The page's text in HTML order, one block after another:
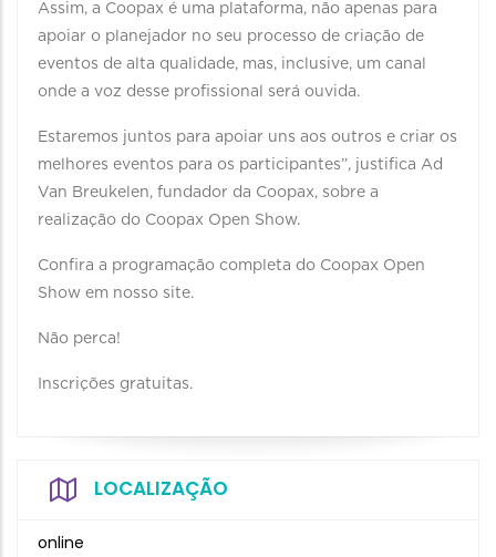
Assim, a Coopax é uma plataforma, não apenas para
apoiar o planejador no seu processo de criação de
eventos de alta qualidade, mas, inclusive, um canal
onde a voz desse profissional será ouvida.
Estaremos juntos para apoiar uns aos outros e criar os
melhores eventos para os participantes”, justifica Ad
Van Breukelen, fundador da Coopax, sobre a
realização do Coopax Open Show.
Confira a programação completa do Coopax Open
Show em nosso site.
Não perca!
Inscrições gratuitas.
LOCALIZAÇÃO
online